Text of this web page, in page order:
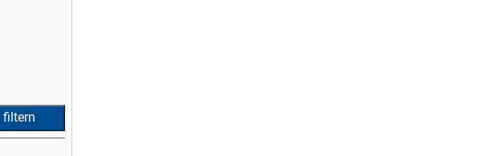
filtern